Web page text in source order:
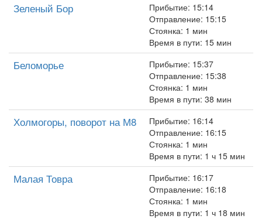
Зеленый Бор
Прибытие: 15:14
Отправление: 15:15
Стоянка: 1 мин
Время в пути: 15 мин
Беломорье
Прибытие: 15:37
Отправление: 15:38
Стоянка: 1 мин
Время в пути: 38 мин
Холмогоры, поворот на М8
Прибытие: 16:14
Отправление: 16:15
Стоянка: 1 мин
Время в пути: 1 ч 15 мин
Малая Товра
Прибытие: 16:17
Отправление: 16:18
Стоянка: 1 мин
Время в пути: 1 ч 18 мин